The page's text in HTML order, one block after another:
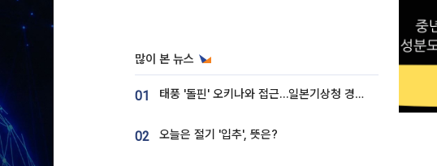
많이 본 뉴스
01 태풍 '돌핀' 오키나와 접근…일본기상청 경로 업데이트
02 오늘은 절기 '입추', 뜻은?